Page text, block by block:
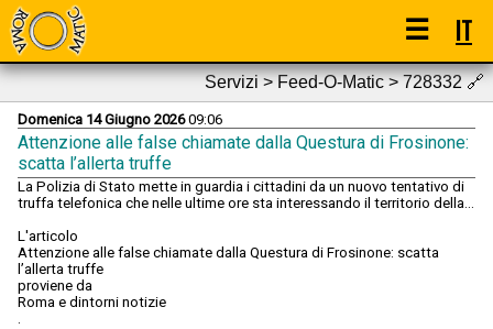
☰ IT
Servizi > Feed-O-Matic > 728332🔗
Domenica 14 Giugno 202609:06
Attenzione alle false chiamate dalla Questura di Frosinone:
scatta l’allerta truffe
La Polizia di Stato mette in guardia i cittadini da un nuovo tentativo di
truffa telefonica che nelle ultime ore sta interessando il territorio della...
L'articolo
Attenzione alle false chiamate dalla Questura di Frosinone: scatta
l’allerta truffe
proviene da
Roma e dintorni notizie
.